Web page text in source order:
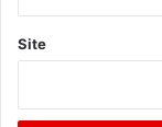
Site